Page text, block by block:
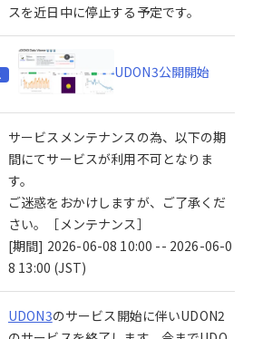
スを近日中に停止する予定です。
UDON3公開開始
サービスメンテナンスの為、以下の期
間にてサービスが利用不可となりま
す。
ご迷惑をおかけしますが、ご了承くだ
さい。［メンテナンス］
[期間] 2026-06-08 10:00 -- 2026-06-0
8 13:00 (JST)
UDON3のサービス開始に伴いUDON2